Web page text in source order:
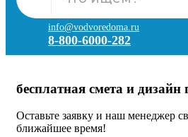
info@vodvoredoma.ru
8-800-6000-282
бесплатная смета и дизайн
Оставьте заявку и наш менеджер
ближайшее время!